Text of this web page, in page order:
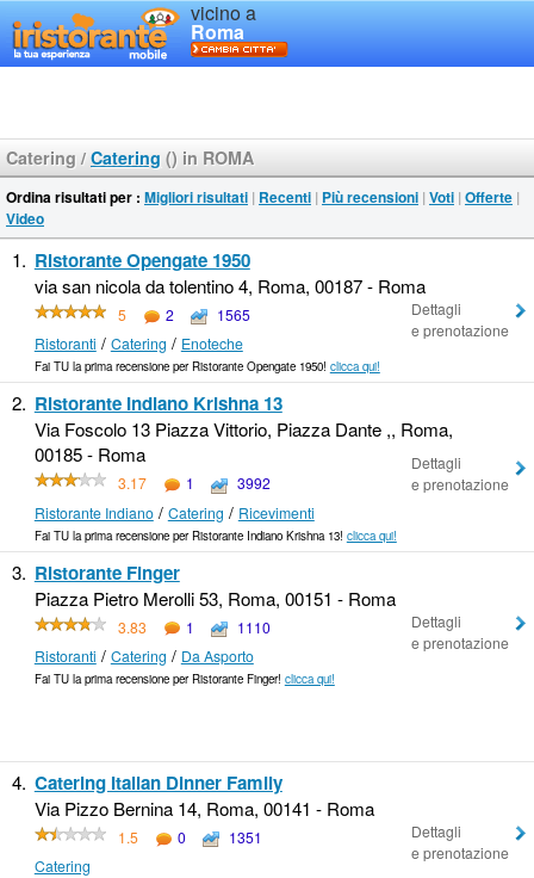
vicino a
Roma
Catering / Catering () in ROMA
Ordina risultati per : Migliori risultati | Recenti | Più recensioni | Voti | Offerte |
Video
1. Ristorante Opengate 1950
via san nicola da tolentino 4, Roma, 00187 - Roma
5 2
1565
Ristoranti / Catering / Enoteche
Dettagli
e prenotazione
Fai TU la prima recensione per Ristorante Opengate 1950! clicca qui!
2. Ristorante Indiano Krishna 13
Via Foscolo 13 Piazza Vittorio, Piazza Dante ,, Roma,
00185 - Roma
3.17 1
3992
Ristorante Indiano/ Catering / Ricevimenti
Dettagli
e prenotazione
Fai TU la prima recensione per Ristorante Indiano Krishna 13! clicca qui!
3. Ristorante Finger
Piazza Pietro Merolli 53, Roma, 00151 - Roma
3.83 1
1110
Ristoranti / Catering / Da Asporto
Dettagli
e prenotazione
Fai TU la prima recensione per Ristorante Finger! clicca qui!
4. Catering Italian Dinner Family
Via Pizzo Bernina 14, Roma, 00141 - Roma
1.5 0
1351
Catering
Dettagli
e prenotazione